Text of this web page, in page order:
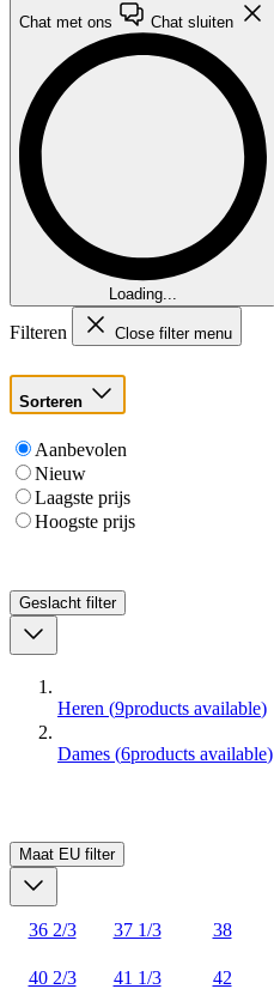
Chat met ons Chat sluiten
Loading...
Filteren Close filter menu
Sorteren
Aanbevolen
Nieuw
Laagste prijs
Hoogste prijs
Geslacht filter
Heren (9products available)
Dames (6products available)
Maat EU filter
36 2/3 37 1/3 38
40 2/3 41 1/3 42